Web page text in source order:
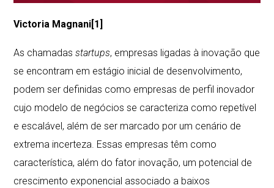
Victoria Magnani [1]
As chamadasstartups, empresas ligadas à inovação que
se encontram em estágio inicial de desenvolvimento,
podem ser definidas como empresas de perfil inovador
cujo modelo de negócios se caracteriza como repetível
e escalável, além de ser marcado por um cenário de
extrema incerteza. Essas empresas têm como
característica, além do fator inovação, um potencial de
crescimento exponencial associado a baixos